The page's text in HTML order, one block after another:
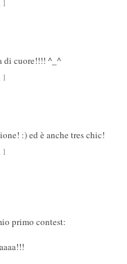
di cuore!!!! ^_^
:) ed è anche tres chic!
primo contest: